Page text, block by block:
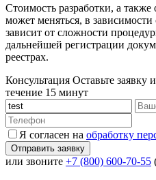
Стоимость разработки, а
может меняться, в
зависит от сложности
дальнейшей регистрации
реестрах.
Консультация Оставьте
течение 15 минут
Я согласен на обработку
или звоните +7 (800) 600-70-55